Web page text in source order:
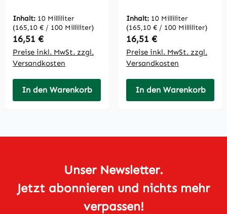
Inhalt: 10 Milliliter
(165,10 € / 100 Milliliter)
Regulärer Preis:
16,51 €
Preise inkl. MwSt. zzgl.
Versandkosten
In den Warenkorb
Inhalt: 10 Milliliter
(165,10 € / 100 Milliliter)
Regulärer Preis:
16,51 €
Preise inkl. MwSt. zzgl.
Versandkosten
In den Warenkorb
Unser Newsletter.
Jetzt abonnieren und nichts mehr
verpassen!